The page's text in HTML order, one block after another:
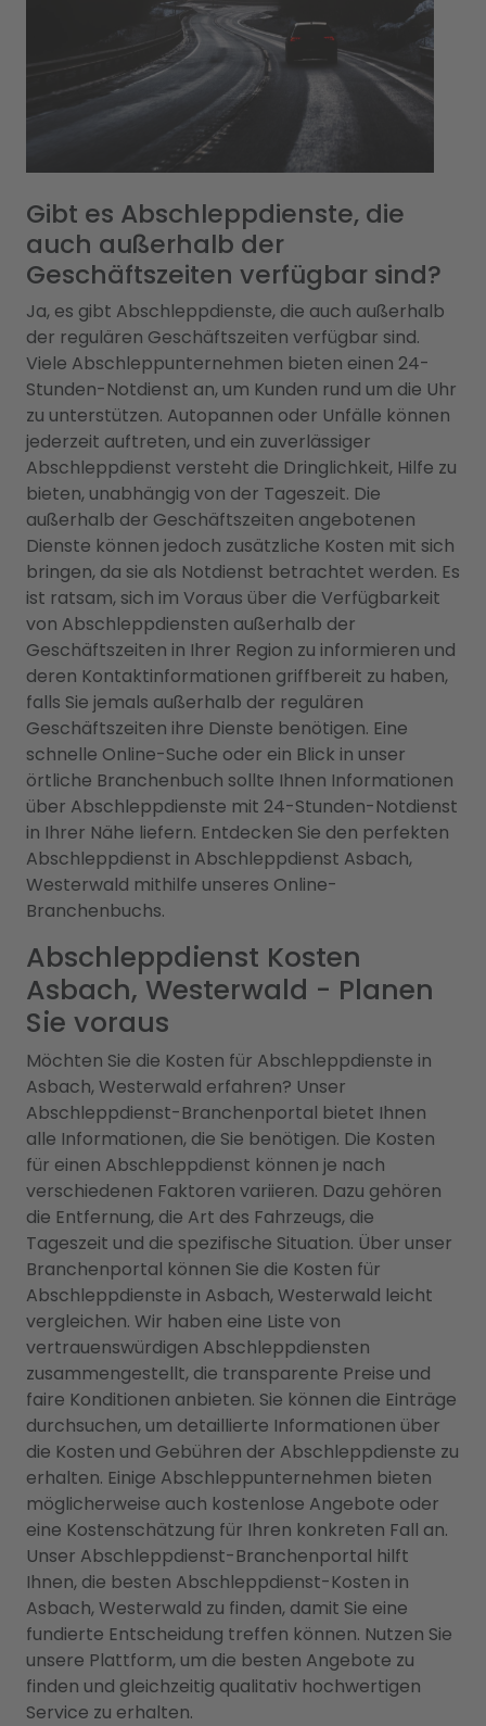
Gibt es Abschleppdienste, die
auch außerhalb der
Geschäftszeiten verfügbar sind?
Ja, es gibt Abschleppdienste, die auch außerhalb
der regulären Geschäftszeiten verfügbar sind.
Viele Abschleppunternehmen bieten einen 24-
Stunden-Notdienst an, um Kunden rund um die Uhr
zu unterstützen. Autopannen oder Unfälle können
jederzeit auftreten, und ein zuverlässiger
Abschleppdienst versteht die Dringlichkeit, Hilfe zu
bieten, unabhängig von der Tageszeit. Die
außerhalb der Geschäftszeiten angebotenen
Dienste können jedoch zusätzliche Kosten mit sich
bringen, da sie als Notdienst betrachtet werden. Es
ist ratsam, sich im Voraus über die Verfügbarkeit
von Abschleppdiensten außerhalb der
Geschäftszeiten in Ihrer Region zu informieren und
deren Kontaktinformationen griffbereit zu haben,
falls Sie jemals außerhalb der regulären
Geschäftszeiten ihre Dienste benötigen. Eine
schnelle Online-Suche oder ein Blick in unser
örtliche Branchenbuch sollte Ihnen Informationen
über Abschleppdienste mit 24-Stunden-Notdienst
in Ihrer Nähe liefern. Entdecken Sie den perfekten
Abschleppdienst in Abschleppdienst Asbach,
Westerwald mithilfe unseres Online-
Branchenbuchs.
Abschleppdienst Kosten
Asbach, Westerwald - Planen
Sie voraus
Möchten Sie die Kosten für Abschleppdienste in
Asbach, Westerwald erfahren? Unser
Abschleppdienst-Branchenportal bietet Ihnen
alle Informationen, die Sie benötigen. Die Kosten
für einen Abschleppdienst können je nach
verschiedenen Faktoren variieren. Dazu gehören
die Entfernung, die Art des Fahrzeugs, die
Tageszeit und die spezifische Situation. Über unser
Branchenportal können Sie die Kosten für
Abschleppdienste in Asbach, Westerwald leicht
vergleichen. Wir haben eine Liste von
vertrauenswürdigen Abschleppdiensten
zusammengestellt, die transparente Preise und
faire Konditionen anbieten. Sie können die Einträge
durchsuchen, um detaillierte Informationen über
die Kosten und Gebühren der Abschleppdienste zu
erhalten. Einige Abschleppunternehmen bieten
möglicherweise auch kostenlose Angebote oder
eine Kostenschätzung für Ihren konkreten Fall an.
Unser Abschleppdienst-Branchenportal hilft
Ihnen, die besten Abschleppdienst-Kosten in
Asbach, Westerwald zu finden, damit Sie eine
fundierte Entscheidung treffen können. Nutzen Sie
unsere Plattform, um die besten Angebote zu
finden und gleichzeitig qualitativ hochwertigen
Service zu erhalten.